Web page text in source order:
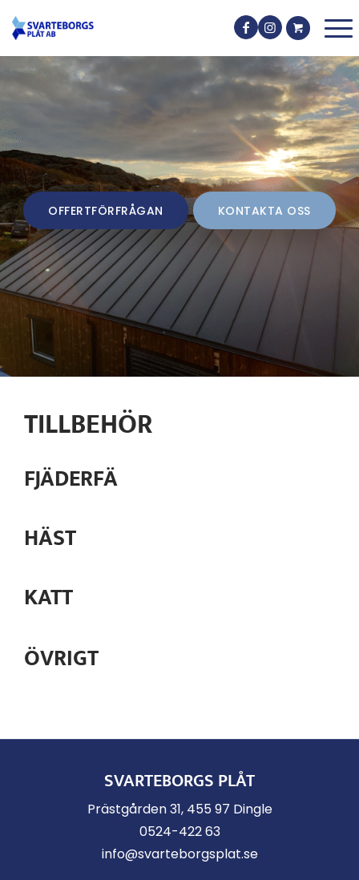
OFFERTFÖRFRÅGAN KONTAKTA OSS
TILLBEHÖR
FJÄDERFÄ
HÄST
KATT
ÖVRIGT
SVARTEBORGS PLÅT
Prästgården 31, 455 97 Dingle
0524-422 63
info@svarteborgsplat.se